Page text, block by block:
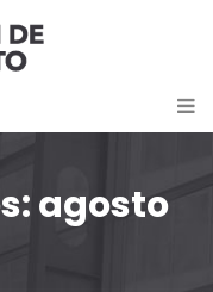
agosto